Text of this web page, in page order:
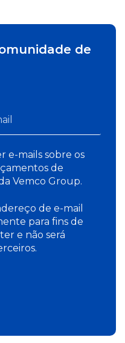
de
e-mails sobre os
de
Vemco Group.
de e-mail
para fins de
e não será